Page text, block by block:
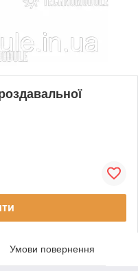
Умови повернення